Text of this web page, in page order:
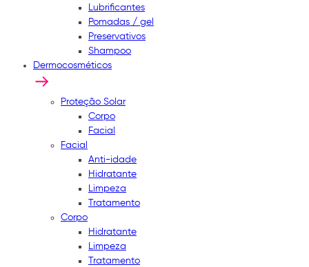
Lubrificantes
Pomadas / gel
Preservativos
Shampoo
Dermocosméticos
Proteção Solar
Corpo
Facial
Facial
Anti-idade
Hidratante
Limpeza
Tratamento
Corpo
Hidratante
Limpeza
Tratamento